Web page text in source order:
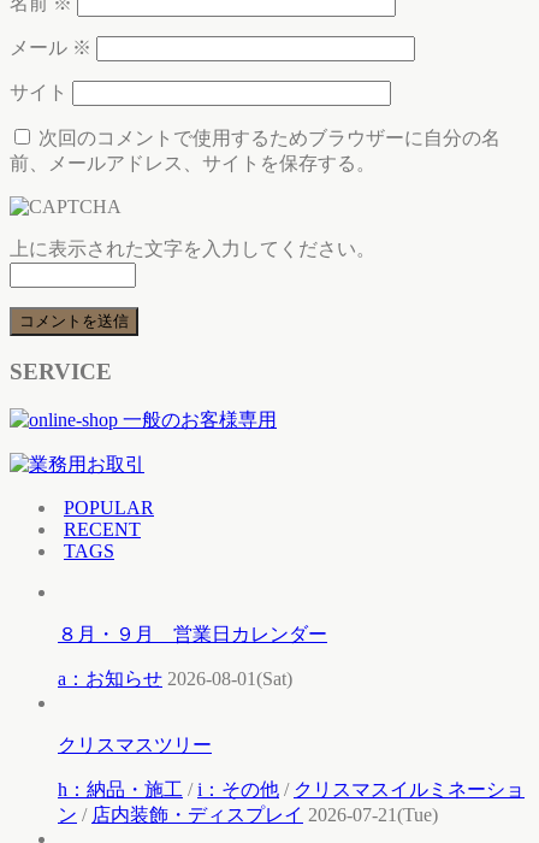
メール ※
サイト
次回のコメントで使用するためブラウザーに自分の名
前、メールアドレス、サイトを保存する。
上に表示された文字を入力してください。
SERVICE
POPULAR
RECENT
TAGS
８月・９月 営業日カレンダー
a：お知らせ 2026-08-01(Sat)
クリスマスツリー
h：納品・施工 /i：その他 / クリスマスイルミネーショ
ン / 店内装飾・ディスプレイ 2026-07-21(Tue)